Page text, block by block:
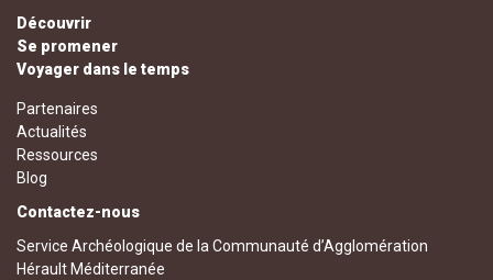
Découvrir
Se promener
Voyager dans le temps
Partenaires
Actualités
Ressources
Blog
Contactez-nous
Service Archéologique de la Communauté d’Agglomération
Hérault Méditerranée